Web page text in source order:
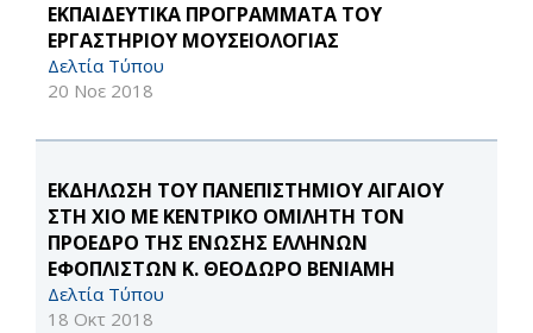
ΕΚΠΑΙΔΕΥΤΙΚΑ ΠΡΟΓΡΑΜΜΑΤΑ ΤΟΥ
ΕΡΓΑΣΤΗΡΙΟΥ ΜΟΥΣΕΙΟΛΟΓΙΑΣ
Δελτία Τύπου
20 Νοε 2018
ΕΚΔΗΛΩΣΗ ΤΟΥ ΠΑΝΕΠΙΣΤΗΜΙΟΥ ΑΙΓΑΙΟΥ
ΣΤΗ ΧΙΟ ΜΕ ΚΕΝΤΡΙΚΟ ΟΜΙΛΗΤΗ ΤΟΝ
ΠΡΟΕΔΡΟ ΤΗΣ ΕΝΩΣΗΣ ΕΛΛΗΝΩΝ
ΕΦΟΠΛΙΣΤΩΝ Κ. ΘΕΟΔΩΡΟ ΒΕΝΙΑΜΗ
Δελτία Τύπου
18 Οκτ 2018